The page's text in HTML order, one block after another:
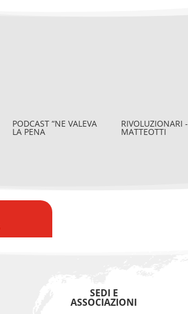
PODCAST “NE VALEVA
LA PENA
RIVOLUZIONARI -
MATTEOTTI
SEDI E
ASSOCIAZIONI